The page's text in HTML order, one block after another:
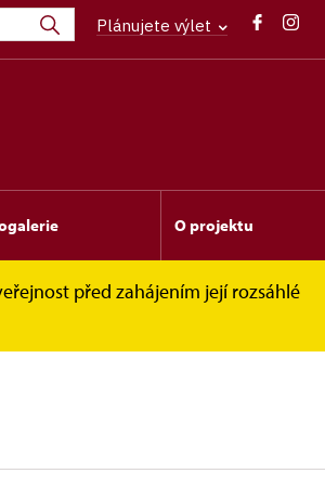
Plánujete výlet
O projektu
před zahájením její rozsáhlé